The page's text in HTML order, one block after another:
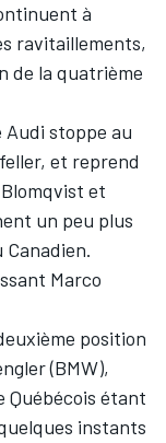
à
ravitaillements,
de la quatrième
stoppe au
et reprend
et
un peu plus
Marco
position
(BMW),
Québécois étant
instants